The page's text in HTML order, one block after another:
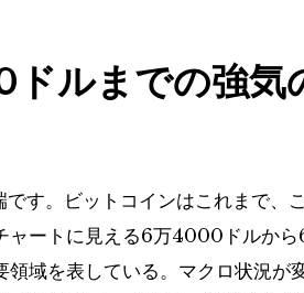
ルまでの強気
す。ビットコインはこれまで、
ャートに見える6万4000ドルか
領域を表している。マクロ状況